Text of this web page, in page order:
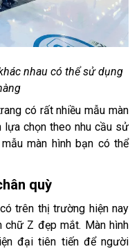
nhau có thể sử dụng
có rất nhiều mẫu màn
lựa chọn theo nhu cầu sử
màn hình bạn có thể
quỳ
có trên thị trường hiện nay
chữ Z đẹp mắt. Màn hình
đại tiên tiến để người